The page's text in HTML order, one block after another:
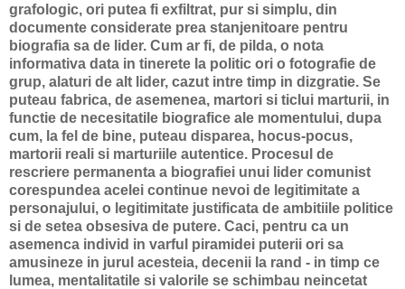
grafologic, ori putea fi exfiltrat, pur si simplu, din
documente considerate prea stanjenitoare pentru
biografia sa de lider. Cum ar fi, de pilda, o nota
informativa data in tinerete la politic ori o fotografie de
grup, alaturi de alt lider, cazut intre timp in dizgratie. Se
puteau fabrica, de asemenea, martori si ticlui marturii, in
functie de necesitatile biografice ale momentului, dupa
cum, la fel de bine, puteau disparea, hocus-pocus,
martorii reali si marturiile autentice. Procesul de
rescriere permanenta a biografiei unui lider comunist
corespundea acelei continue nevoi de legitimitate a
personajului, o legitimitate justificata de ambitiile politice
si de setea obsesiva de putere. Caci, pentru ca un
asemenca individ in varful piramidei puterii ori sa
amusineze in jurul acesteia, decenii la rand - in timp ce
lumea, mentalitatile si valorile se schimbau neincetat